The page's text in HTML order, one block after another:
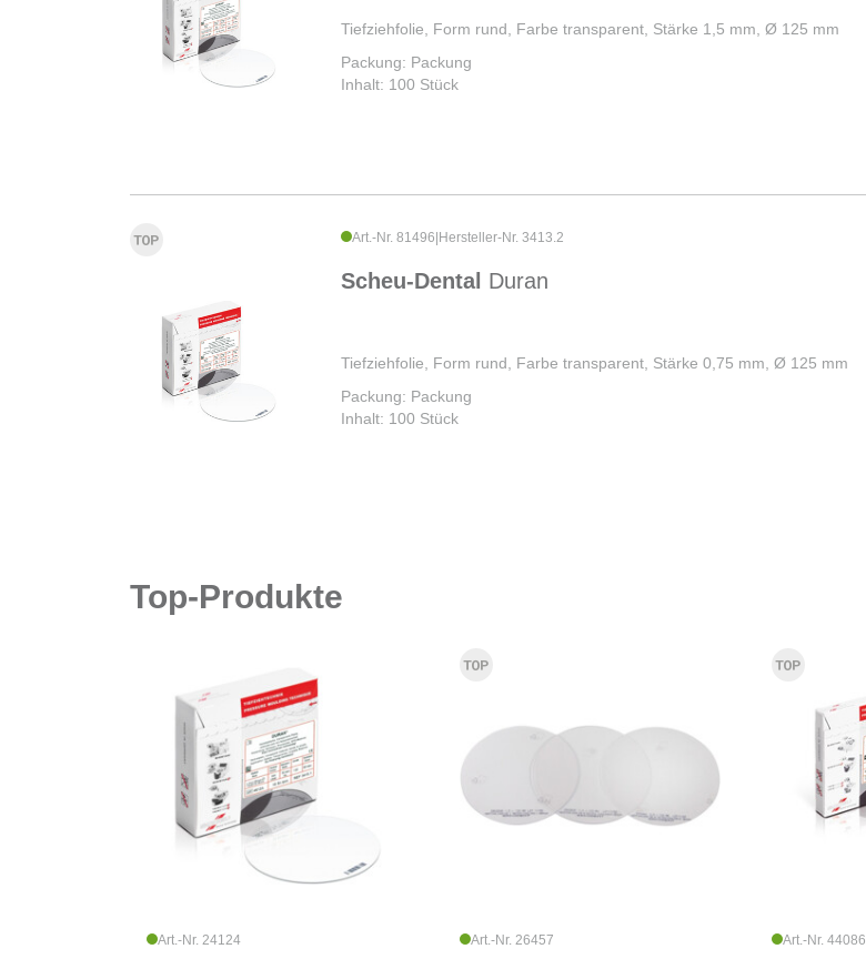
Tiefziehfolie, Form rund, Farbe transparent, Stärke 1,5 mm, Ø 125 mm
Packung: Packung
Inhalt: 100 Stück
Art.-Nr. 81496 Hersteller-Nr. 3413.2
Scheu-Dental Duran
Tiefziehfolie, Form rund, Farbe transparent, Stärke 0,75 mm, Ø 125 mm
Packung: Packung
Inhalt: 100 Stück
Top-Produkte
Art.-Nr. 24124 Art.-Nr. 26457 Art.-Nr. 44086